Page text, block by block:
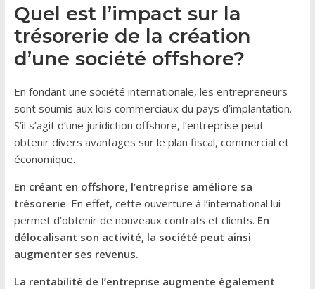
Quel est l’impact sur la
trésorerie de la création
d’une société offshore?
En fondant une société internationale, les entrepreneurs
sont soumis aux lois commerciaux du pays d’implantation.
S’il s’agit d’une juridiction offshore, l’entreprise peut
obtenir divers avantages sur le plan fiscal, commercial et
économique.
En créant en offshore, l’entreprise améliore sa
trésorerie. En effet, cette ouverture à l’international lui
permet d’obtenir de nouveaux contrats et clients. En
délocalisant son activité, la société peut ainsi
augmenter ses revenus.
La rentabilité de l’entreprise augmente également